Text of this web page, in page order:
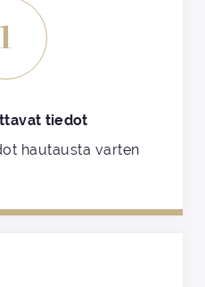
1
tiedot
hautausta varten